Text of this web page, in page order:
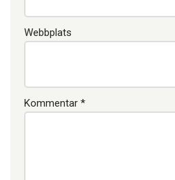
Webbplats
Kommentar *